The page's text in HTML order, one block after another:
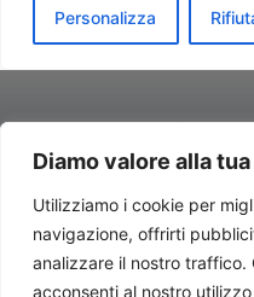
Diamo valore alla
Utilizziamo i cookie per
navigazione, offrirti
analizzare il nostro traffico.
acconsenti al nostro
Contatti//Redazione: